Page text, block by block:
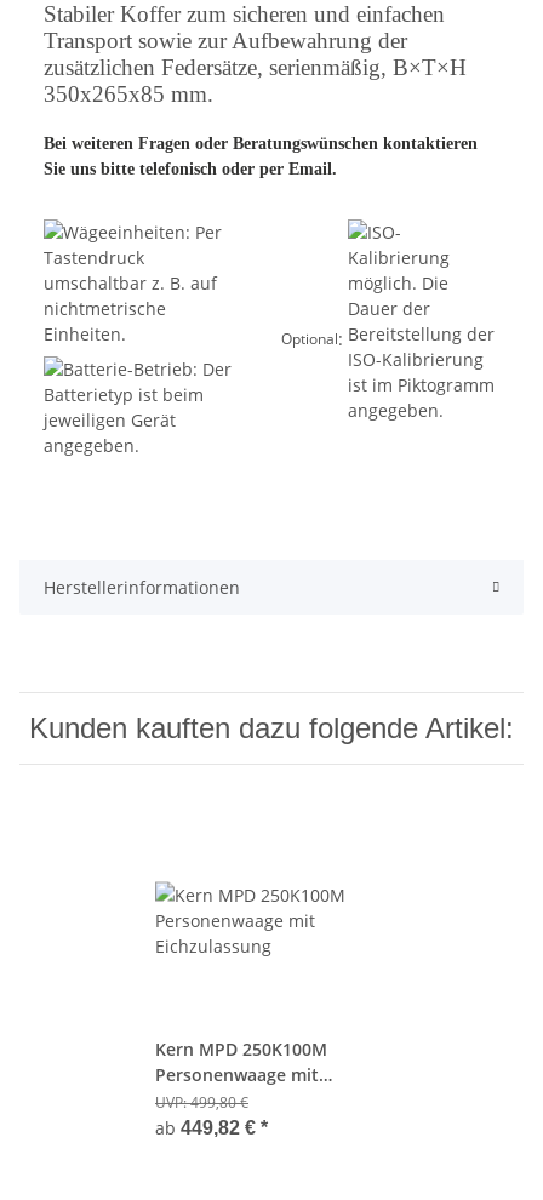
Stabiler Koffer zum sicheren und einfachen
Transport sowie zur Aufbewahrung der
zusätzlichen Federsätze, serienmäßig, B×T×H
350x265x85 mm.
Bei weiteren Fragen oder Beratungswünschen kontaktieren
Sie uns bitte telefonisch oder per Email.
Optional:
Herstellerinformationen
Kunden kauften dazu folgende Artikel:
Kern MPD 250K100M
Personenwaage mit
Eichzulassung
UVP:499,80 €
ab 449,82 € *